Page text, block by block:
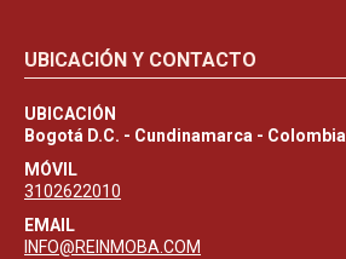
UBICACIÓN Y CONTACTO
UBICACIÓN
Bogotá D.C. - Cundinamarca - Colombia
MÓVIL
3102622010
EMAIL
INFO@REINMOBA.COM